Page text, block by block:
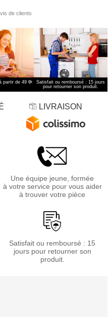
partir de 49 €*
Satisfait ou remboursé : 15 jours
pour retourner son produit.
LIVRAISON
Une équipe jeune, formée
à votre service pour vous aider
à trouver votre pièce
Satisfait ou remboursé : 15
jours pour retourner son
produit.